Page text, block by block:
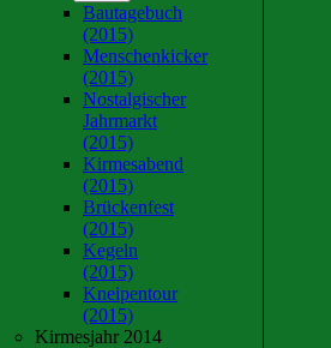
Bautagebuch
(2015)
Menschenkicker
(2015)
Nostalgischer
Jahrmarkt
(2015)
Kirmesabend
(2015)
Brückenfest
(2015)
Kegeln
(2015)
Kneipentour
(2015)
Kirmesjahr 2014